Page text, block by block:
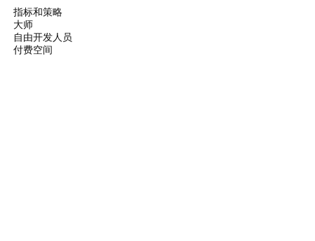
指标和策略
大师
自由开发人员
付费空间